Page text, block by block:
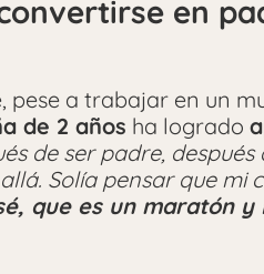
en
pese a trabajar en un
de 2 años ha logrado
de ser padre, después
Solía pensar que mi
que es un maratón y